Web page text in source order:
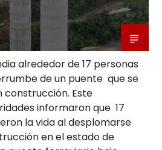
alrededor de 17 personas
de un puente que se
Este
informaron que 17
la vida al desplomarse
en el estado de